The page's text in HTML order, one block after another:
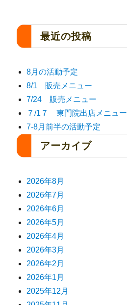
最近の投稿
8月の活動予定
8/1 販売メニュー
7/24 販売メニュー
７/1７ 東門院出店メニュー
7-8月前半の活動予定
アーカイブ
2026年8月
2026年7月
2026年6月
2026年5月
2026年4月
2026年3月
2026年2月
2026年1月
2025年12月